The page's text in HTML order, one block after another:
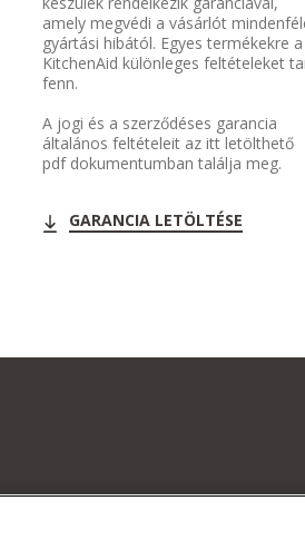
amely megvédi a vásárlót
gyártási hibától. Egyes termékekre a
KitchenAid különleges feltételeket
fenn.
A jogi és a szerződéses garancia
általános feltételeit az itt letölthető
pdf dokumentumban találja meg.
GARANCIA LETÖLTÉSE